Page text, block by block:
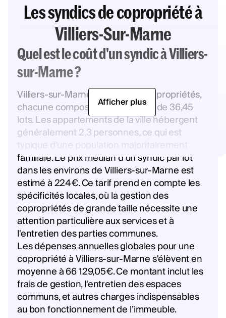
Les syndics de copropriété à
Villiers-Sur-Marne
Quel est le coût d'un syndic à Villiers-
sur-Marne ?
Villiers-sur-Marne compte 237 copropriétés,
chacune composée en moyenne de 36,45
lots. Les appartements de la ville hébergent
généralement 2,3 personnes, ce qui est
typique d'une population majoritairement
familiale. Le prix médian d’un syndic par lot
dans les environs de Villiers-sur-Marne est
estimé à 224€. Ce tarif prend en compte les
spécificités locales, où la gestion des
copropriétés de grande taille nécessite une
attention particulière aux services et à
l'entretien des parties communes.
Les dépenses annuelles globales pour une
copropriété à Villiers-sur-Marne s'élèvent en
moyenne à 66 129,05€. Ce montant inclut les
frais de gestion, l'entretien des espaces
communs, et autres charges indispensables
au bon fonctionnement de l’immeuble.
Afficher plus